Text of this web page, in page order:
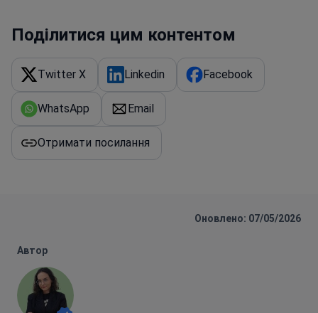
Поділитися цим контентом
Twitter X Linkedin Facebook
WhatsApp Email
Отримати посилання
Оновлено: 07/05/2026
Автор